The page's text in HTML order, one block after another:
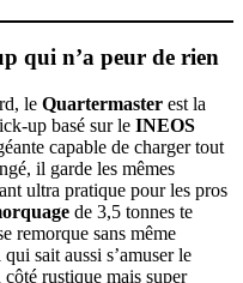
qui n’a peur de rien
le Quartermaster est la
up basé sur le INEOS
capable de charger tout
il garde les mêmes
ultra pratique pour les pros
de 3,5 tonnes te
remorque sans même
sait aussi s’amuser le
rustique mais super